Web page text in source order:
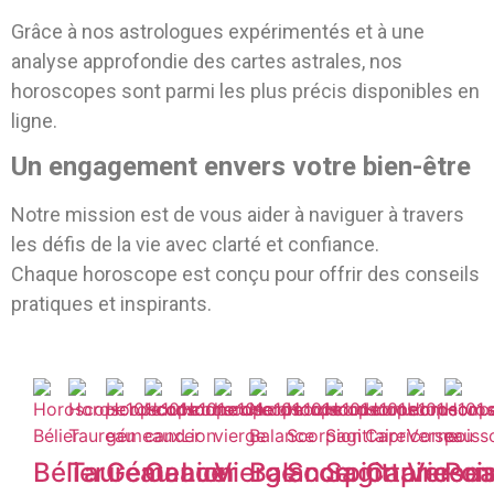
Grâce à nos astrologues expérimentés et à une
analyse approfondie des cartes astrales, nos
horoscopes sont parmi les plus précis disponibles en
ligne.
Un engagement envers votre bien-être
Notre mission est de vous aider à naviguer à travers
les défis de la vie avec clarté et confiance.
Chaque horoscope est conçu pour offrir des conseils
pratiques et inspirants.
BélierTaureau
Gémeaux
Cancer
LionVierge
Balance
Scorpion
Sagittaire